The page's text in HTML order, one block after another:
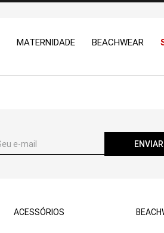
MATERNIDADE BEACHWEAR
ENVIAR
ACESSÓRIOS